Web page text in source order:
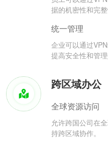
据的机密性和完整
统一管理
企业可以通过
提高安全性和管理
跨区域办公
全球资源访问
允许跨国公司在
持跨区域协作。